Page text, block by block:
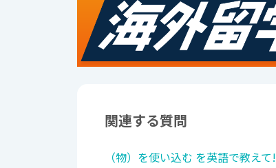
関連する質問
（物）を使い込む を英語で教えて!